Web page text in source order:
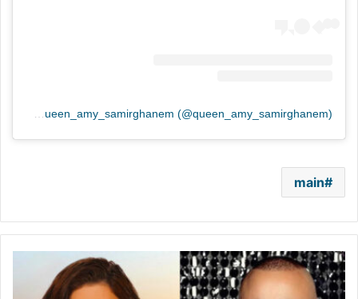
main
كواليس
جديدة
تجمع